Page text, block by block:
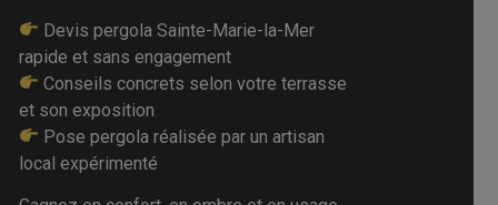
Devis pergola Sainte-Marie-la-Mer
rapide et sans engagement
Conseils concrets selon votre terrasse
et son exposition
Pose pergola réalisée par un artisan
local expérimenté